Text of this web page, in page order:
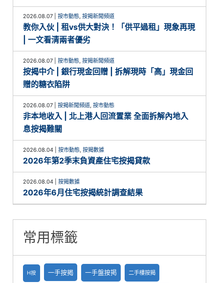
2026.08.07 |按市動態 ,按揭新聞頻道
教你入伙 | 租vs供大對決！「供平過租」現象再現
| 一文看清兩者優劣
2026.08.07 |按市動態 ,按揭新聞頻道
按揭中介 | 銀行現金回贈 | 拆解現時「高」現金回
贈的糖衣陷阱
2026.08.07 |按揭新聞頻道 ,按市動態
非本地收入 | 北上港人回流置業 全面拆解內地入
息按揭難關
2026.08.04 |按市動態 ,按揭數據
2026年第2季末負資產住宅按揭貸款
2026.08.04 |按揭數據
2026年6月住宅按揭統計調查結果
常用標籤
H按 一手按揭 一手盤按掲 二手樓按揭